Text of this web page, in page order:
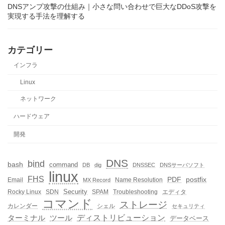
DNSアンプ攻撃の仕組み｜小さな問い合わせで巨大なDDoS攻撃を
実現する手法を理解する
カテゴリー
インフラ
Linux
ネットワーク
ハードウェア
開発
bash bind command DB dig DNS DNSSEC DNSサーバソフト
Email FHS linux MX Record Name Resolution PDF postfix
Rocky Linux SDN Security SPAM Troubleshooting
エディタ
カレンダー
コマンド シェル ストレージ セキュリティ
ターミナル ツール ディストリビューション データベース